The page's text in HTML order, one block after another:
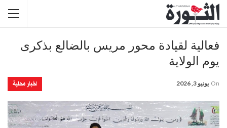
فعالية لقيادة محور مريس بالضالع بذكرى
يوم الولاية
اخبار محلية On يونيو 3, 2026